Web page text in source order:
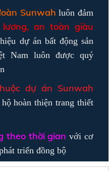
Sunwah luôn đảm
an toàn giàu
dự án bất động sản
Nam luôn được quý
dự án Sunwah
hoàn thiện trang thiết
theo thời gian với cơ
triển đồng bộ